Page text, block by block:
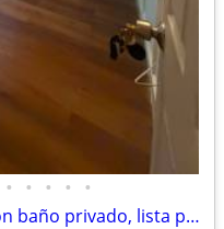
• • • • •
Se renta habitación privada con baño privado, lista para mudarse.